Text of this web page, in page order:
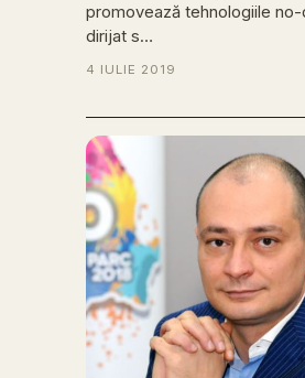
promovează tehnologiile
dirijat s…
4 IULIE 2019